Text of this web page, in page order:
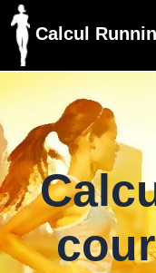
Calcul